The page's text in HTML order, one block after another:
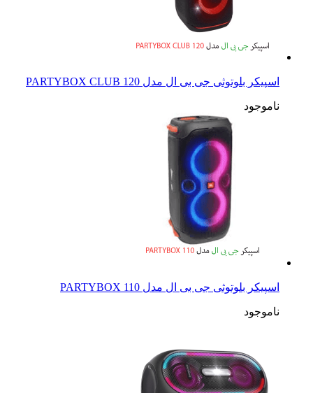
اسپیکر بلوتوثی جی بی ال مدل PARTYBOX CLUB 120
ناموجود
اسپیکر بلوتوثی جی بی ال مدل PARTYBOX 110
ناموجود